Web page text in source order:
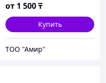
от 1 500₸
Купить
ТОО "Амир"